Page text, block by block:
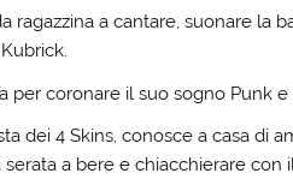
ragazzina a cantare, suonare la
per coronare il suo sogno Punk
dei 4 Skins, conosce a casa di
a bere e chiacchierare con